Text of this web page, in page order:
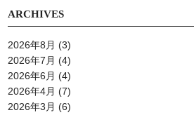
ARCHIVES
2026年8月 (3)
2026年7月 (4)
2026年6月 (4)
2026年4月 (7)
2026年3月 (6)